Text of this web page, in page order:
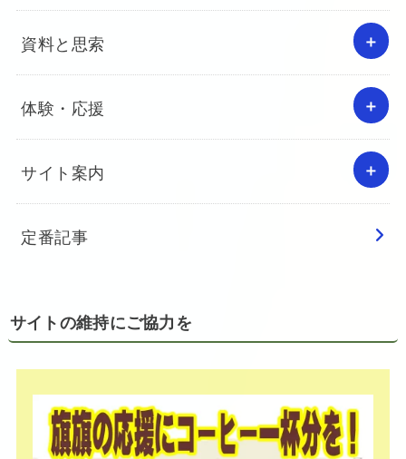
資料と思索
体験・応援
サイト案内
定番記事
サイトの維持にご協力を